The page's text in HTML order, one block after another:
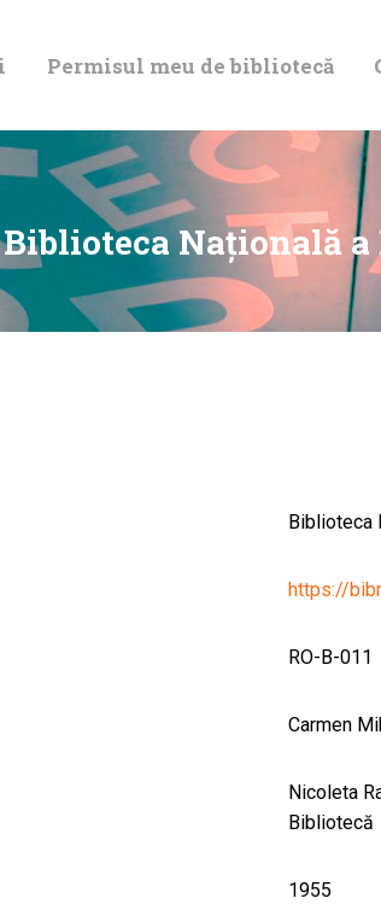
Permisul meu de bibliotecă
Biblioteca Naţională a
DE BIBLIOTECĂ
CATALOAGE ȘI
COLECȚII
Biblioteca
https://
RO-B-011
Carmen
Nicoleta
Bibliotecă
1955